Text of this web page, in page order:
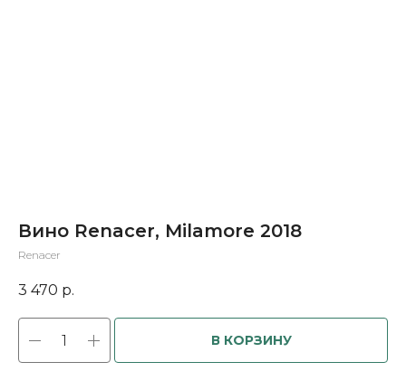
Вино Renacer, Milamore 2018
Renacer
3 470 р.
В КОРЗИНУ